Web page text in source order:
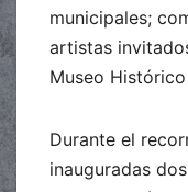
municipales;
artistas
Museo
Durante el
inauguradas